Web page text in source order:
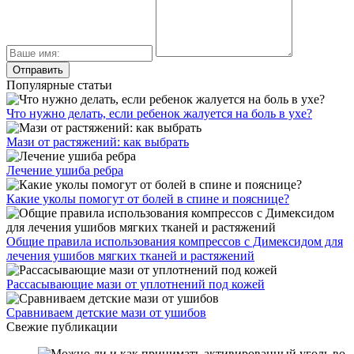
Популярные статьи
Что нужно делать, если ребенок жалуется на боль в ухе?
Мази от растяжений: как выбрать
Лечение ушиба ребра
Какие уколы помогут от болей в спине и пояснице?
Общие правила использования компрессов с Димексидом для
лечения ушибов мягких тканей и растяжений
Рассасывающие мази от уплотнений под кожей
Сравниваем детские мази от ушибов
Свежие публикации